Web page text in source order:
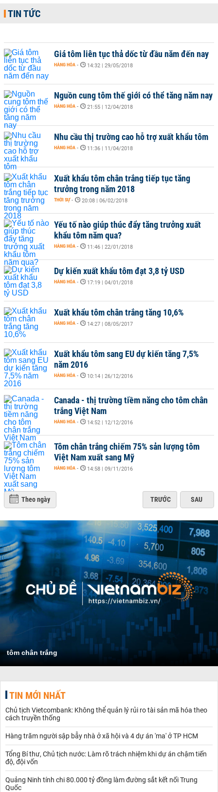
TIN TỨC
Giá tôm liên tục thả dốc từ đầu năm đến nay
HÀNG HÓA - 14:32 | 29/05/2018
Nguồn cung tôm thế giới có thể tăng năm nay
HÀNG HÓA - 21:55 | 12/04/2018
Nhu cầu thị trường cao hỗ trợ xuất khẩu tôm
HÀNG HÓA - 11:36 | 11/04/2018
Xuất khẩu tôm chân trắng tiếp tục tăng
trưởng trong năm 2018
THỜI SỰ - 20:08 | 06/02/2018
Yếu tố nào giúp thúc đẩy tăng trưởng xuất
khẩu tôm năm qua?
HÀNG HÓA - 11:46 | 22/01/2018
Dự kiến xuất khẩu tôm đạt 3,8 tỷ USD
HÀNG HÓA - 17:19 | 04/01/2018
Xuất khẩu tôm chân trắng tăng 10,6%
HÀNG HÓA - 14:27 | 08/05/2017
Xuất khẩu tôm sang EU dự kiến tăng 7,5%
năm 2016
HÀNG HÓA - 10:14 | 26/12/2016
Canada - thị trường tiềm năng cho tôm chân
trắng Việt Nam
HÀNG HÓA - 14:52 | 12/12/2016
Tôm chân trắng chiếm 75% sản lượng tôm
Việt Nam xuất sang Mỹ
HÀNG HÓA - 14:58 | 09/11/2016
Theo ngày TRƯỚC SAU
tôm chân trắng
TIN MỚI NHẤT
Chủ tịch Vietcombank: Không thể quản lý rủi ro tài sản mã hóa theo
cách truyền thống
Hàng trăm người sập bẫy nhà ở xã hội và 4 dự án 'ma' ở TP HCM
Tổng Bí thư, Chủ tịch nước: Làm rõ trách nhiệm khi dự án chậm tiến
độ, đội vốn
Quảng Ninh tính chi 80.000 tỷ đồng làm đường sắt kết nối Trung
Quốc